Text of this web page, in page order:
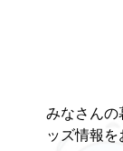
みなさん
ッズ情報を